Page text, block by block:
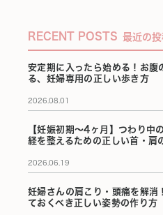
RECENT POSTS 最近の投
安定期に入ったら始める！お腹
る、妊婦専用の正しい歩き方
2026.08.01
【妊娠初期〜4ヶ月】つわり中
経を整えるための正しい首・肩
2026.06.19
妊婦さんの肩こり・頭痛を解消
ておくべき正しい姿勢の作り方